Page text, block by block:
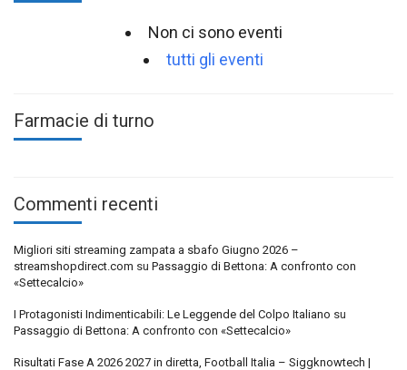
Non ci sono eventi
tutti gli eventi
Farmacie di turno
Commenti recenti
Migliori siti streaming zampata a sbafo Giugno 2026 –
streamshopdirect.com su Passaggio di Bettona: A confronto con
«Settecalcio»
I Protagonisti Indimenticabili: Le Leggende del Colpo Italiano su
Passaggio di Bettona: A confronto con «Settecalcio»
Risultati Fase A 2026 2027 in diretta, Football Italia – Siggknowtech |